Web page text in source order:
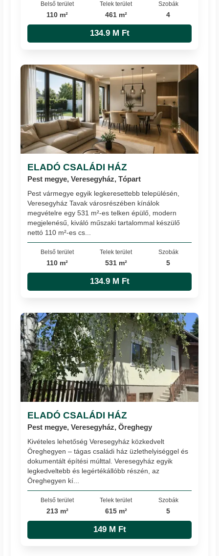
Belső terület
110 m²
Telek terület
461 m²
Szobák
4
134.9 M Ft
ELADÓ CSALÁDI HÁZ
Pest megye, Veresegyház, Tópart
Pest vármegye egyik legkeresettebb településén,
Veresegyház Tavak városrészében kínálok
megvételre egy 531 m²-es telken épülő, modern
megjelenésű, kiváló műszaki tartalommal készülő
nettó 110 m²-es cs...
Belső terület
110 m²
Telek terület
531 m²
Szobák
5
134.9 M Ft
ELADÓ CSALÁDI HÁZ
Pest megye, Veresegyház, Öreghegy
Kivételes lehetőség Veresegyház közkedvelt
Öreghegyen – tágas családi ház üzlethelyiséggel és
dokumentált építési múlttal. Veresegyház egyik
legkedveltebb és legértékállóbb részén, az
Öreghegyen kí...
Belső terület
213 m²
Telek terület
615 m²
Szobák
5
149 M Ft